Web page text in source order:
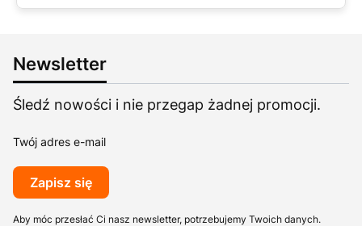
Newsletter
Śledź nowości i nie przegap żadnej promocji.
Twój adres e-mail
Zapisz się
Aby móc przesłać Ci nasz newsletter, potrzebujemy Twoich danych.